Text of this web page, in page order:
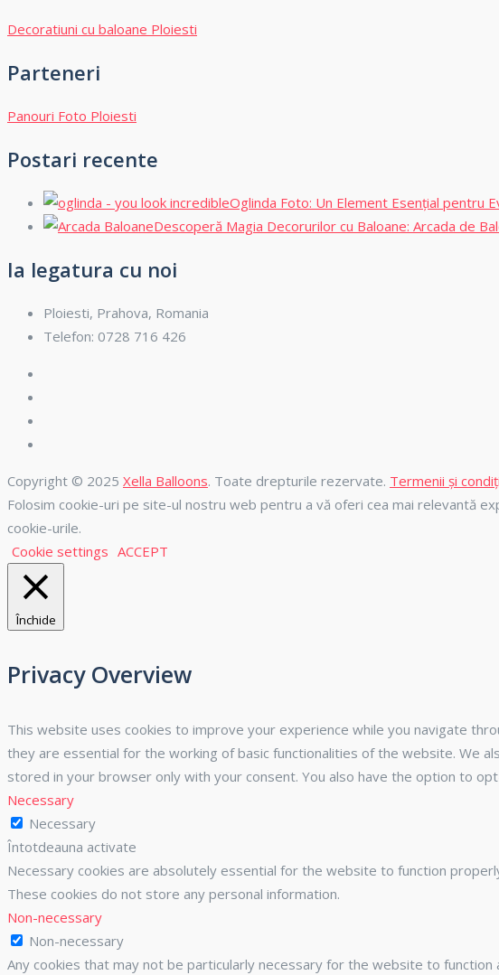
Decoratiuni cu baloane Ploiesti
Parteneri
Panouri Foto Ploiesti
Postari recente
Oglinda Foto: Un Element Esențial pentru
Descoperă Magia Decorurilor cu Baloane: Arcada de
Ia legatura cu noi
Ploiesti, Prahova, Romania
Telefon: 0728 716 426
Copyright © 2025 Xella Balloons. Toate drepturile rezervate. Termenii și
Folosim cookie-uri pe site-ul nostru web pentru a vă oferi cea mai relevantă
cookie-urile.
Cookie settings ACCEPT
Închide
Privacy Overview
This website uses cookies to improve your experience while you navigate
they are essential for the working of basic functionalities of the website. We
stored in your browser only with your consent. You also have the option to
Necessary
Necessary
Întotdeauna activate
Necessary cookies are absolutely essential for the website to function
These cookies do not store any personal information.
Non-necessary
Non-necessary
Any cookies that may not be particularly necessary for the website to